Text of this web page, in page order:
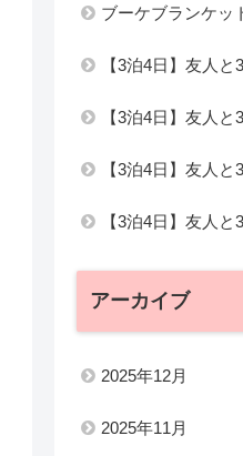
ブーケブランケッ
【3泊4日】友人
【3泊4日】友人
【3泊4日】友人
【3泊4日】友人
アーカイブ
2025年12月
2025年11月